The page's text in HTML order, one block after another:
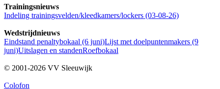
Trainingsnieuws
Indeling trainingsvelden/kleedkamers/lockers (03-08-26)
Wedstrijdnieuws
Eindstand penaltybokaal (6 juni)Lijst met doelpuntenmakers (9
juni)Uitslagen en standenRoefbokaal
© 2001-2026 VV Sleeuwijk
Colofon